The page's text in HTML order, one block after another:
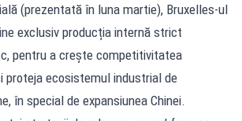
(prezentată în luna martie), Bruxelles-ul
exclusiv producția internă strict
pentru a crește competitivitatea
proteja ecosistemul industrial de
în special de expansiunea Chinei.